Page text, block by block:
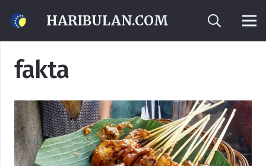
HARIBULAN.COM
fakta